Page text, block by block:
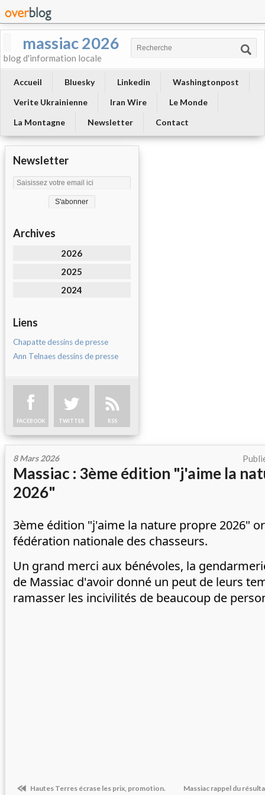
massiac 2026
blog d'information locale
Accueil Bluesky Linkedin
Washingtonpost
Verite Ukrainienne
Iran Wire
Le Monde
La Montagne
Newsletter Contact
Newsletter
Archives
2026
2025
2024
Liens
Chapatte dessins de presse
Ann Telnaes dessins de presse
FACEBOOK TWITTER RSS
8 Mars 2026
Massiac : 3ème édition "j'aime la
2026"
3ème édition "j'aime la nature propre 2026"
fédération nationale des chasseurs.
Un grand merci aux bénévoles, la
de Massiac d'avoir donné un peut de leurs
ramasser les incivilités de beaucoup de
Hautes Terres écrase les prix, promotion. Massiac rappel du